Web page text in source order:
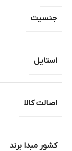
جنسیت
استایل
اصالت کالا
کشور مبدا برند